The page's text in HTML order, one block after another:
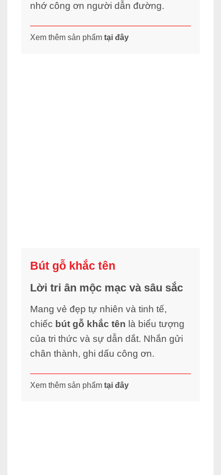
nhớ công ơn người dẫn đường.
Xem thêm sản phẩm tại đây
Bút gỗ khắc tên
Lời tri ân mộc mạc và sâu sắc
Mang vẻ đẹp tự nhiên và tinh tế,
chiếc bút gỗ khắc tên là biểu tượng
của tri thức và sự dẫn dắt. Nhắn gửi
chân thành, ghi dấu công ơn.
Xem thêm sản phẩm tại đây